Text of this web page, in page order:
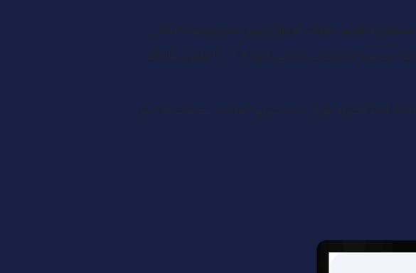
وتقديم طلبات الإعلان لهم، ومع برنامجنا الحالي
لصناع المحتوى تمكنوا من الوصول إلى أكثر من 170 برنامج بودكاست فردي وشبكات برامج بمجموع استماعات يتراوح مابين الـ 4 - 6 مليون والرقم
أداء الحملة طوال فترة عملها مقارنة بمصنفات الاكسل